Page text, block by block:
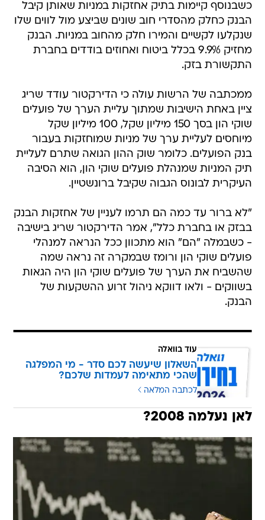
כשבנוסף קיימות בתיק אחזקות במניות שאותן קיבל
הבנק כחלק מהסדרי חוב שונים שביצע מול לווים שלו
שנקלעו לקשיים והמירו חלק מהחוב במניות. הבנק
מחזיק 9.9% בכלל ביטוח ואחוזים בודדים בחברת
התקשורת בזק.
ממכתבה של הרשות עולה כי הדירקטור עודד שריג
ציין באחת הישיבות שמתוך עליית הערך של פועלים
שוקי הון בסך 150 מיליון שקל, 100 מיליון שקל
מיוחסים לעליית ערך של מניות שמוחזקות בעבור
בנק הפועלים. כלומר שוק ההון הגואה שתרם לעליית
תיק המניות שמנהלת פועלים שוקי הון, הוא הסיבה
העיקרית לבונוס הגבוה שקיבל ברונשטיין.
"לא ברור עד כמה הם תרמו לעניין של אחזקות הבנק
בבזק או בחברת כלל", אמר הדירקטור שריג בישיבה
- כשבמלה "הם" הוא מתכוון ככל הנראה למנהלי
פועלים שוקי הון ורומז שבמקרה זה נראה שמה
שהשביח את הערך של פועלים שוקי הון היה הגאות
בשווקים - ולאו דווקא ניהול זרוע ההשקעות של
הבנק.
עוד בוואלה
השאלון שיעשה לכם סדר - מי המפלגה
שהכי מתאימה לעמדות שלכם?
לכתבה המלאה
לאן נעלמה 2008?